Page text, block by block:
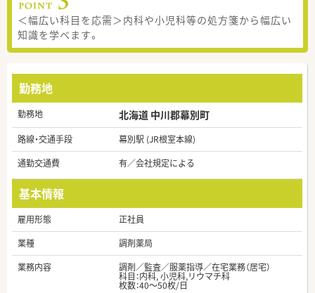
＜幅広い科目を応需＞内科や小児科等の処方箋から幅広い
知識を学べます。
勤務地
勤務地 北海道 中川郡幕別町
路線・交通手段
幕別駅 (JR根室本線)
通勤交通費
有／会社規定による
基本情報
雇用形態
正社員
業種
調剤薬局
業務内容
調剤／監査／服薬指導／在宅業務（居宅）
科目：内科, 小児科,リウマチ科
枚数：40～50枚/日